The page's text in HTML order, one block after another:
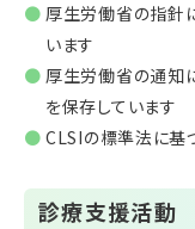
厚生労働省の指針
います
厚生労働省の通知
を保存しています
CLSIの標準法に基
診療支援活動